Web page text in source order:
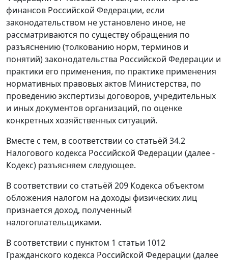
финансов Российской Федерации, если
законодательством не установлено иное, не
рассматриваются по существу обращения по
разъяснению (толкованию норм, терминов и
понятий) законодательства Российской Федерации и
практики его применения, по практике применения
нормативных правовых актов Министерства, по
проведению экспертизы договоров, учредительных
и иных документов организаций, по оценке
конкретных хозяйственных ситуаций.
Вместе с тем, в соответствии со статьёй 34.2
Налогового кодекса Российской Федерации (далее -
Кодекс) разъясняем следующее.
В соответствии со статьёй 209 Кодекса объектом
обложения налогом на доходы физических лиц
признается доход, полученный
налогоплательщиками.
В соответствии с пунктом 1 статьи 1012
Гражданского кодекса Российской Федерации (далее